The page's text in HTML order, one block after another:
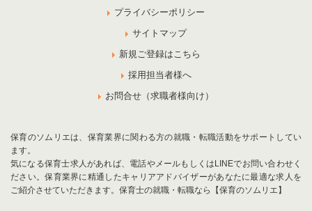
プライバシーポリシー
サイトマップ
新規ご登録はこちら
採用担当者様へ
お問合せ（求職者様向け）
保育のソムリエは、保育業界に関わる方の就職・転職活動をサポートしてい
ます。
気になる保育士求人があれば、電話やメールもしくはLINEでお問い合わせく
ださい。保育業界に精通したキャリアアドバイザーがあなたに最適な求人を
ご紹介させていただきます。保育士の就職・転職なら【保育のソムリエ】